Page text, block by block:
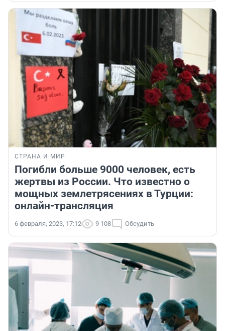
СТРАНА И МИР
Погибли больше 9000 человек, есть
жертвы из России. Что известно о
мощных землетрясениях в Турции:
онлайн-трансляция
6 февраля, 2023, 17:12 9 108 Обсудить